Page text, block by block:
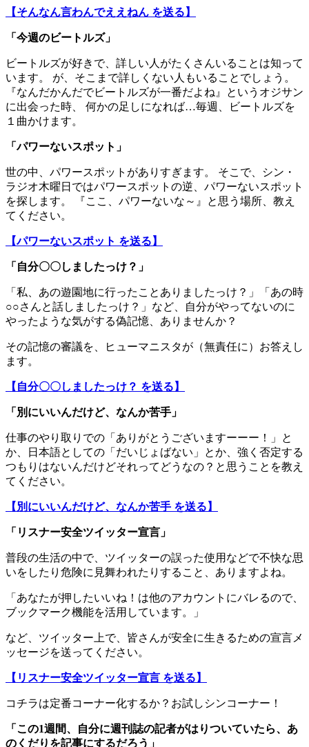
【そんなん言わんでええねん を送る】
「今週のビートルズ」
ビートルズが好きで、詳しい人がたくさんいることは知って
います。 が、そこまで詳しくない人もいることでしょう。
『なんだかんだでビートルズが一番だよね』というオジサン
に出会った時、 何かの足しになれば…毎週、ビートルズを
１曲かけます。
「パワーないスポット」
世の中、パワースポットがありすぎます。 そこで、シン・
ラジオ木曜日ではパワースポットの逆、パワーないスポット
を探します。 『ここ、パワーないな～』と思う場所、教え
てください。
【パワーないスポット を送る】
「自分〇〇しましたっけ？」
「私、あの遊園地に行ったことありましたっけ？」「あの時
○○さんと話しましたっけ？」など、自分がやってないのに
やったような気がする偽記憶、ありませんか？
その記憶の審議を、ヒューマニスタが（無責任に）お答えし
ます。
【自分〇〇しましたっけ？ を送る】
「別にいいんだけど、なんか苦手」
仕事のやり取りでの「ありがとうございますーーー！」と
か、日本語としての「だいじょばない」とか、強く否定する
つもりはないんだけどそれってどうなの？と思うことを教え
てください。
【別にいいんだけど、なんか苦手 を送る】
「リスナー安全ツイッター宣言」
普段の生活の中で、ツイッターの誤った使用などで不快な思
いをしたり危険に見舞われたりすること、ありますよね。
「あなたが押したいいね！は他のアカウントにバレるので、
ブックマーク機能を活用しています。」
など、ツイッター上で、皆さんが安全に生きるための宣言メ
ッセージを送ってください。
【リスナー安全ツイッター宣言 を送る】
コチラは定番コーナー化するか？お試しシンコーナー！
「この1週間、自分に週刊誌の記者がはりついていたら、あ
のくだりを記事にするだろう」